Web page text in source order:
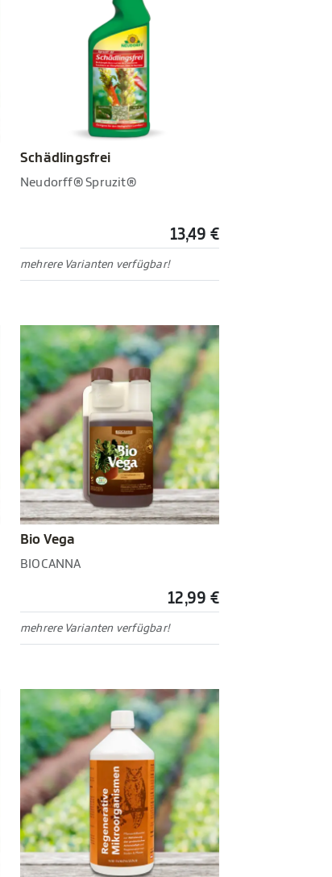
Schädlingsfrei
Neudorff® Spruzit®
13,49 €
mehrere Varianten verfügbar!
Bio Vega
BIOCANNA
12,99 €
mehrere Varianten verfügbar!